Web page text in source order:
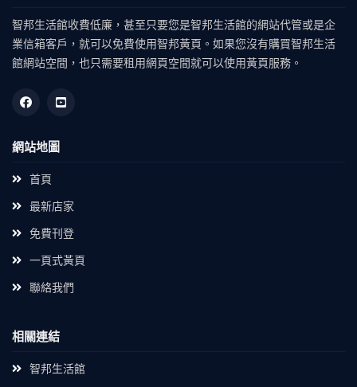
智邦生活館收費低廉，甚至只要您是智邦生活館的網站代管或是企
業信箱客戶，就可以免費使用智邦黃頁。如果您沒有購買智邦生活
館網站空間，也只需要租用網頁空間就可以使用黃頁服務。
網站地圖
首頁
最新店家
免費刊登
一頁式黃頁
聯絡我們
相關連結
智邦生活館